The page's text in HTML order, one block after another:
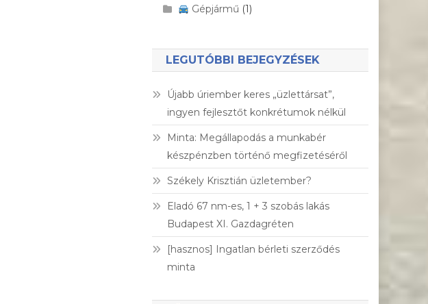
Gépjármű (1)
LEGUTÓBBI BEJEGYZÉSEK
Újabb úriember keres „üzlettársat”,
ingyen fejlesztőt konkrétumok nélkül
Minta: Megállapodás a munkabér
készpénzben történő megfizetéséről
Székely Krisztián üzletember?
Eladó 67 nm-es, 1 + 3 szobás lakás
Budapest XI. Gazdagréten
[hasznos] Ingatlan bérleti szerződés
minta